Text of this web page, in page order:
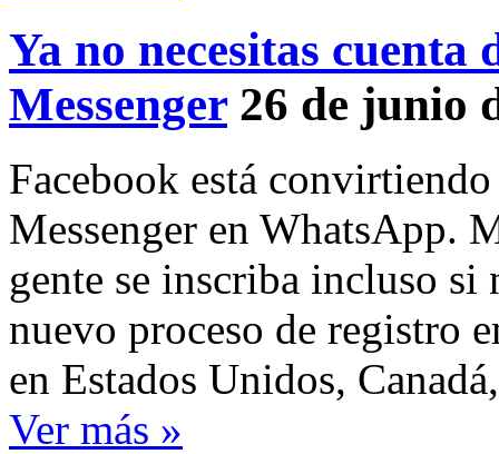
Ya no necesitas
Messenger 26 de junio
Facebook está
Messenger en WhatsApp.
gente se inscriba incluso si
nuevo proceso de registro
en Estados Unidos,
Ver más »